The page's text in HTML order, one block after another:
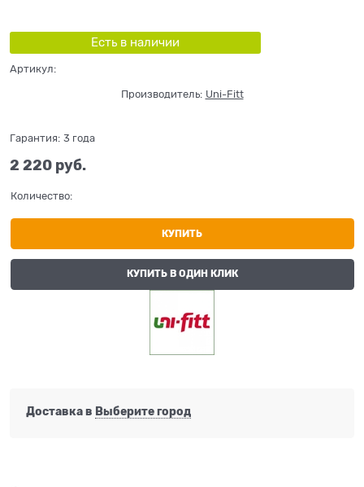
Есть в наличии
Артикул:
Производитель: Uni-Fitt
Гарантия: 3 года
2 220 руб.
Количество:
КУПИТЬ
КУПИТЬ В ОДИН КЛИК
Доставка в Выберите город